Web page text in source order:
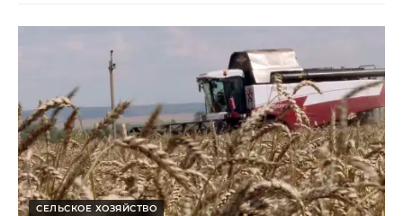
СЕЛЬСКОЕ ХОЗЯЙСТВО